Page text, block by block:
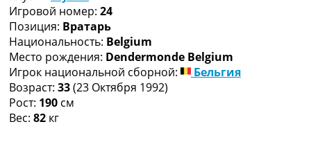
Таблицы групп Чемпионата Мира
Украина. Премьер-Лига
Украина. Первая Лига
Лига Чемпионов. Таблицы групп
Англия. Премьер-Лига
Испания. Ла Лига
Все таблицы >>>
Рейтинги
Игровой номер: 24
Позиция: Вратарь
Национальность: Belgium
Место рождения: Dendermonde Belgium
Игрок национальной сборной:
Бельгия
Возраст: 33(23 Октября 1992)
Рост: 190 см
Вес: 82 кг